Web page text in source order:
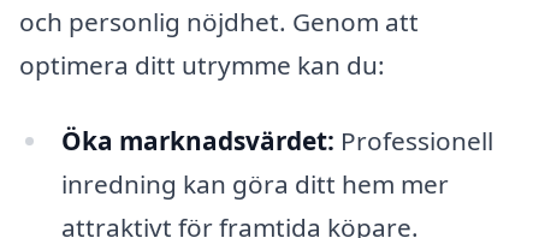
och personlig nöjdhet. Genom att
optimera ditt utrymme kan du:
Öka marknadsvärdet: Professionell
inredning kan göra ditt hem mer
attraktivt för framtida köpare.